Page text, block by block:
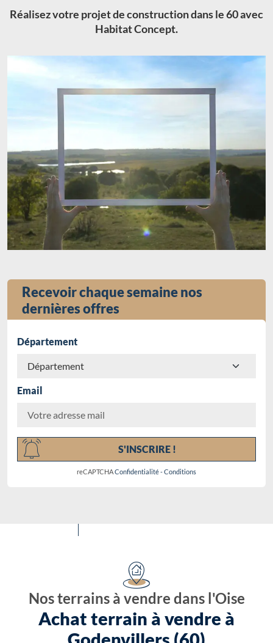
Réalisez votre projet de construction dans le 60 avec
Habitat Concept.
Recevoir chaque semaine nos
dernières offres
Département
Email
S'INSCRIRE !
reCAPTCHAConfidentialité-Conditions
Nos terrains à vendre dans l'Oise
Achat terrain à vendre à